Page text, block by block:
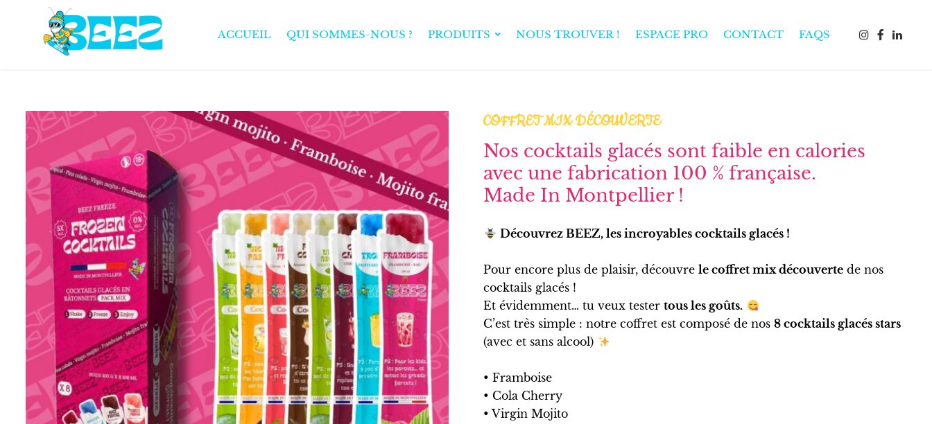
ACCUEIL QUI SOMMES-NOUS ? PRODUITS NOUS TROUVER ! ESPACE PRO CONTACT FAQS
COFFRET MIX DÉCOUVERTE
Nos cocktails glacés sont faible en calories
avec une fabrication 100 % française.
Made In Montpellier !
Découvrez BEEZ, les incroyables cocktails glacés !
Pour encore plus de plaisir, découvrele coffret mix découverte de nos
cocktails glacés !
Et évidemment… tu veux testertous les goûts.
C’est très simple : notre coffret est composé de nos8 cocktails glacés stars
(avec et sans alcool)
• Framboise
• Cola Cherry
• Virgin Mojito